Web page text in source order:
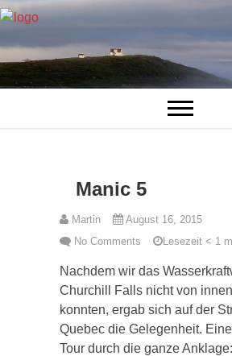
Manic 5
Martin
August 16, 2015
No Comments
Lesezeit < 1
Nachdem wir das
Churchill Falls nicht von
konnten, ergab sich auf der
Quebec die Gelegenheit.
Tour durch die ganze